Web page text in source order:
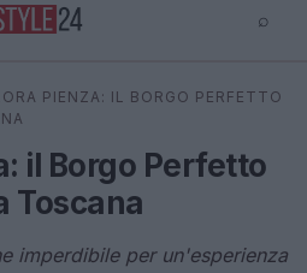
⌕
⌕ ×
PIENZA: IL BORGO PERFETTO
il Borgo Perfetto
Toscana
imperdibile per un'esperienza